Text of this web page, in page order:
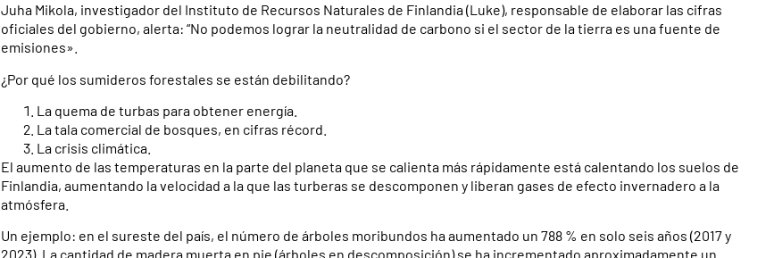
Juha Mikola, investigador del Instituto de Recursos Naturales de Finlandia (Luke), responsable de elaborar las cifras
oficiales del gobierno, alerta: “No podemos lograr la neutralidad de carbono si el sector de la tierra es una fuente de
emisiones».
¿Por qué los sumideros forestales se están debilitando?
La quema de turbas para obtener energía.
La tala comercial de bosques, en cifras récord.
La crisis climática.
El aumento de las temperaturas en la parte del planeta que se calienta más rápidamente está calentando los suelos de
Finlandia, aumentando la velocidad a la que las turberas se descomponen y liberan gases de efecto invernadero a la
atmósfera.
Un ejemplo: en el sureste del país, el número de árboles moribundos ha aumentado un 788 % en solo seis años (2017 y
2023). La cantidad de madera muerta en pie (árboles en descomposición) se ha incrementado aproximadamente un